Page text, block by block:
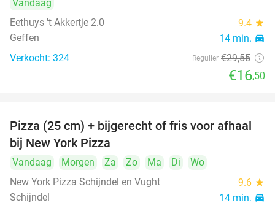
Vandaag
Eethuys 't Akkertje 2.0
9.4 star
Geffen 14 min. directions_car
Verkocht: 324 Regulier €29,55
€16,50
48%
Pizza (25 cm) + bijgerecht of fris voor afhaal
bij New York Pizza
Vandaag Morgen Za Zo Ma Di
Wo
New York Pizza Schijndel en Vught
9.6 star
Schijndel 14 min. directions_car